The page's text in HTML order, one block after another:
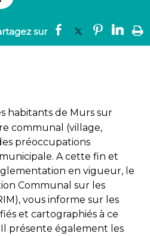
habitants de Murs sur
communal (village,
préoccupations
A cette fin et
en vigueur, le
Communal sur les
vous informe sur les
et cartographiés à ce
présente également les